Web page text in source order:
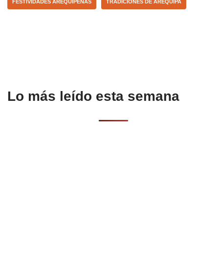
k
FESTIVIDADES AREQUIPEÑAS TRADICIONES DE AREQUIPA
Lo más leído esta semana